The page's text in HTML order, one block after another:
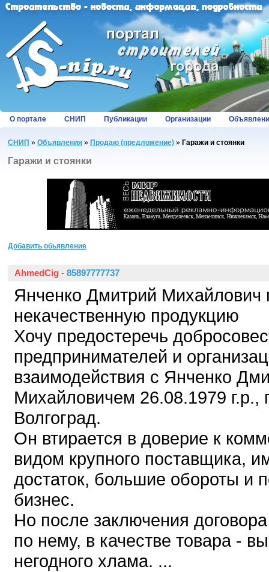
О портале СНИП Публикации Организации
СНИП » Объявления » Продаю (предложение) » Гаражи и стоянки
Гаражи и стоянки
Добавить обьявление
AhmedCig - 85897777737
Янченко Дмитрий Михайлович
некачественную продукцию
Хочу предостеречь
предпринимателей и
взаимодействия с Янченко
Михайловичем 26.08.1979
Волгоград.
Он втирается в доверие к
видом крупного поставщика,
достаток, большие обороты и
бизнес.
Но после заключения
по нему, в качестве товара -
негодного хлама. ...